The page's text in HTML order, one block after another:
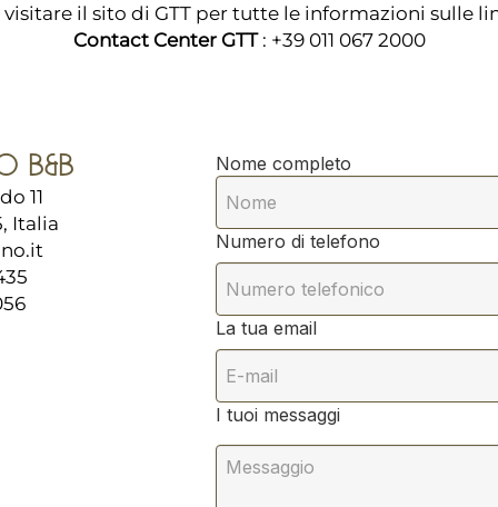
il sito di GTT per tutte le informazioni sulle
Contact Center GTT : +39 011 067 2000
B&B
11
Italia
Nome completo
Numero di telefono
La tua email
I tuoi messaggi